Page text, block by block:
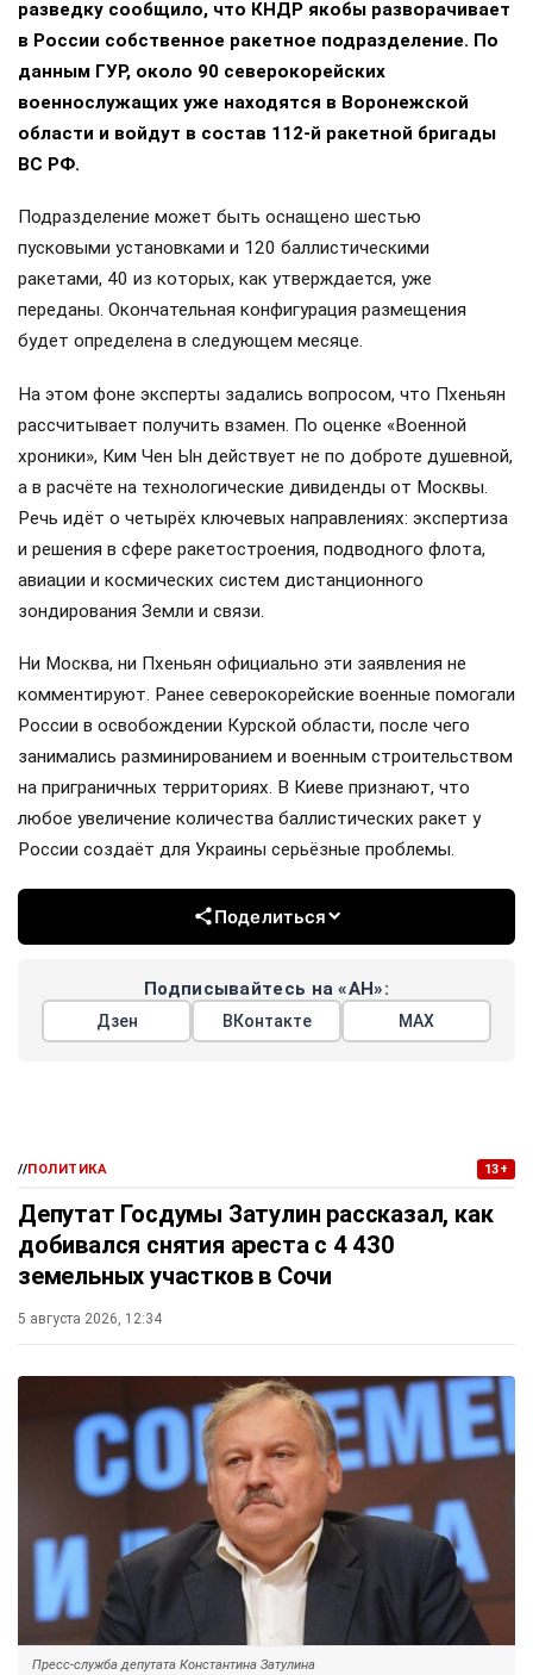
разведку сообщило, что КНДР якобы разворачивает
в России собственное ракетное подразделение. По
данным ГУР, около 90 северокорейских
военнослужащих уже находятся в Воронежской
области и войдут в состав 112-й ракетной бригады
ВС РФ.
Подразделение может быть оснащено шестью
пусковыми установками и 120 баллистическими
ракетами, 40 из которых, как утверждается, уже
переданы. Окончательная конфигурация размещения
будет определена в следующем месяце.
На этом фоне эксперты задались вопросом, что Пхеньян
рассчитывает получить взамен. По оценке «Военной
хроники», Ким Чен Ын действует не по доброте душевной,
а в расчёте на технологические дивиденды от Москвы.
Речь идёт о четырёх ключевых направлениях: экспертиза
и решения в сфере ракетостроения, подводного флота,
авиации и космических систем дистанционного
зондирования Земли и связи.
Ни Москва, ни Пхеньян официально эти заявления не
комментируют. Ранее северокорейские военные помогали
России в освобождении Курской области, после чего
занимались разминированием и военным строительством
на приграничных территориях. В Киеве признают, что
любое увеличение количества баллистических ракет у
России создаёт для Украины серьёзные проблемы.
Поделиться
Подписывайтесь на «АН»:
Дзен ВКонтакте МАХ
//ПОЛИТИКА 13+
Депутат Госдумы Затулин рассказал, как
добивался снятия ареста с 4 430
земельных участков в Сочи
5 августа 2026, 12:34
Пресс-служба депутата Константина Затулина